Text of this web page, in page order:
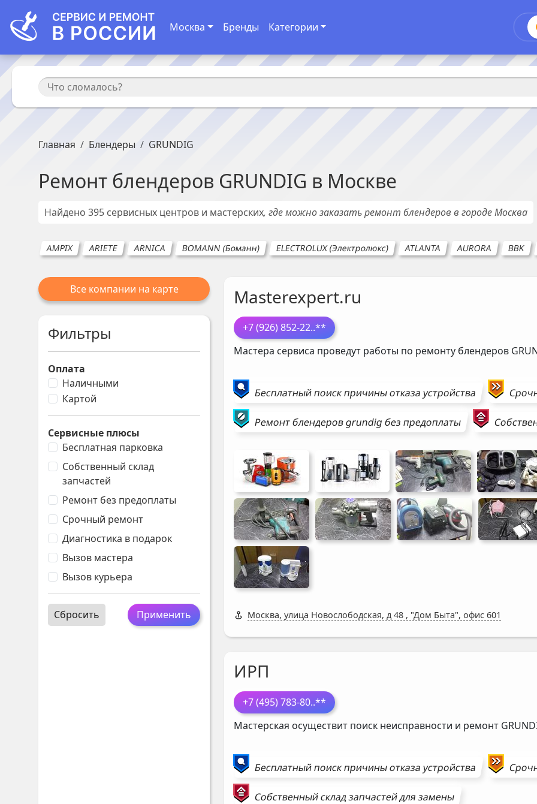
Москва Бренды Категории
Главная Блендеры GRUNDIG
Ремонт блендеров GRUNDIG в Москве
Найдено 395 сервисных центров и мастерских, где можно заказать ремонт блендеров в городеМосква
AMPIX ARIETE ARNICA BOMANN (Боманн) ELECTROLUX (Электролюкс) ATLANTA AURORA BBK
Все компании на карте
Фильтры
Оплата
Наличными
Картой
Сервисные плюсы
Бесплатная парковка
Собственный склад
запчастей
Ремонт без предоплаты
Срочный ремонт
Диагностика в подарок
Вызов мастера
Вызов курьера
Применить
Сбросить
Masterexpert.ru
+7 (926) 852-22..**
Мастера сервиса проведут работы по ремонту блендеров
Бесплатный поиск причины отказа устройства
Ремонтблендеровgrundigбез предоплаты
Москва, улица Новослободская, д 48 , "Дом Быта", офис 601
ИРП
+7 (495) 783-80..**
Мастерская осуществит поиск неисправности и ремонт
Бесплатный поиск причины отказа устройства
Собственный склад запчастей для замены